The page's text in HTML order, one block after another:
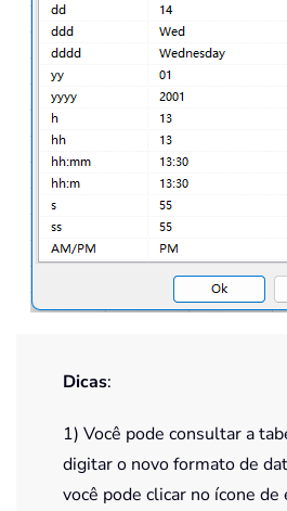
Dicas:
1) Você pode consultar a
digitar o novo formato de
você pode clicar no ícone de